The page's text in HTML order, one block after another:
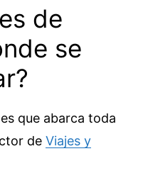
de
se
que abarca toda
de Viajes y